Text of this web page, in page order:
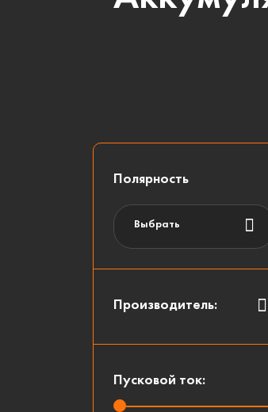
Полярность
Выбрать
Производитель:
Пусковой ток: